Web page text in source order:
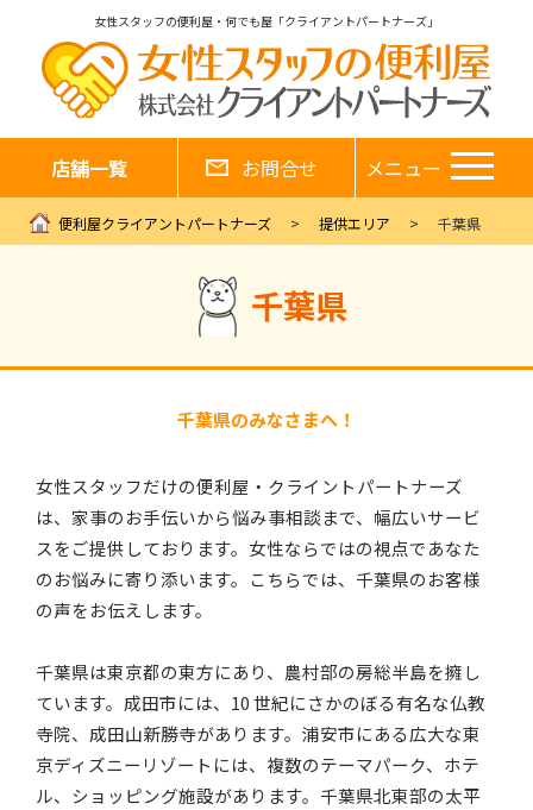
女性スタッフの便利屋・何でも屋「クライアントパートナーズ」
店舗一覧 お問合せ メニュー
便利屋クライアントパートナーズ 提供エリア 千葉県
千葉県
千葉県のみなさまへ！
女性スタッフだけの便利屋・クライントパートナーズ
は、家事のお手伝いから悩み事相談まで、幅広いサービ
スをご提供しております。女性ならではの視点であなた
のお悩みに寄り添います。こちらでは、千葉県のお客様
の声をお伝えします。
千葉県は東京都の東方にあり、農村部の房総半島を擁し
ています。成田市には、10 世紀にさかのぼる有名な仏教
寺院、成田山新勝寺があります。浦安市にある広大な東
京ディズニーリゾートには、複数のテーマパーク、ホテ
ル、ショッピング施設があります。千葉県北東部の太平